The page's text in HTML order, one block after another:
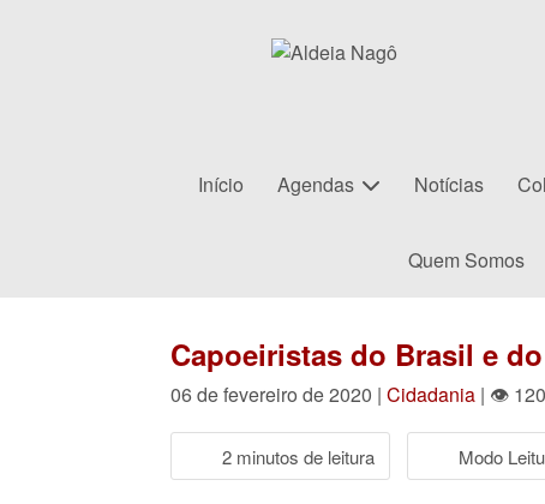
Início Agendas Notícias
Quem Somos
Capoeiristas do Brasil e
06 de fevereiro de 2020 | Cidadania | 👁
2 minutos de leitura Modo